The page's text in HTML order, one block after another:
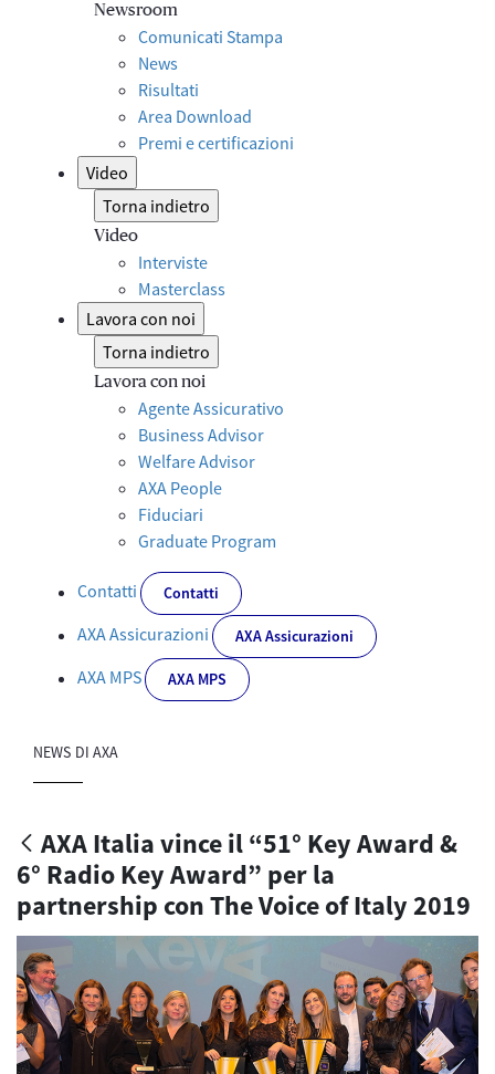
Newsroom
Comunicati Stampa
News
Risultati
Area Download
Premi e certificazioni
Video
Torna indietro
Video
Interviste
Masterclass
Lavora con noi
Torna indietro
Lavora con noi
Agente Assicurativo
Business Advisor
Welfare Advisor
AXA People
Fiduciari
Graduate Program
Contatti Contatti
AXA Assicurazioni AXA Assicurazioni
AXA MPS AXA MPS
NEWS DI AXA
AXA Italia vince il “51° Key Award &
6° Radio Key Award” per la
partnership con The Voice of Italy 2019